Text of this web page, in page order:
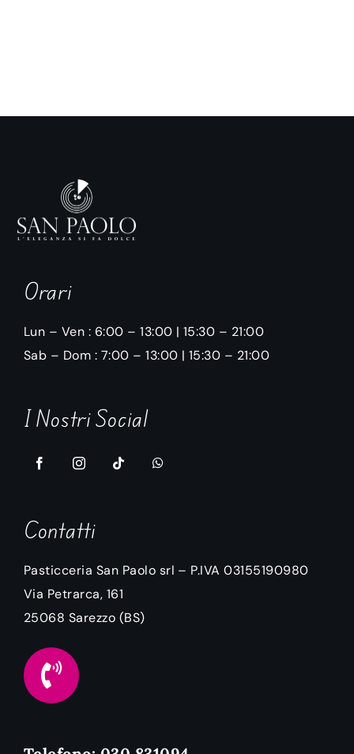
Orari
Lun – Ven : 6:00 – 13:00 | 15:30 – 21:00
Sab – Dom : 7:00 – 13:00 | 15:30 – 21:00
I Nostri Social
Contatti
Pasticceria San Paolo srl – P.IVA 03155190980
Via Petrarca, 161
25068 Sarezzo (BS)